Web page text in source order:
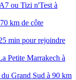
ou Tizi n'Test à
km de côte
min pour rejoindre
Petite Marrakech à
Grand Sud à 90 km